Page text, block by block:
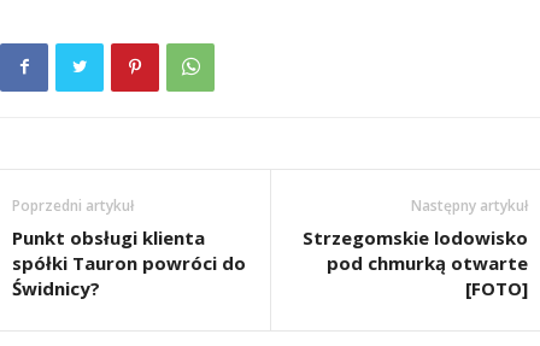
Poprzedni artykuł
Punkt obsługi klienta
spółki Tauron powróci do
Świdnicy?
Następny artykuł
Strzegomskie lodowisko
pod chmurką otwarte
[FOTO]